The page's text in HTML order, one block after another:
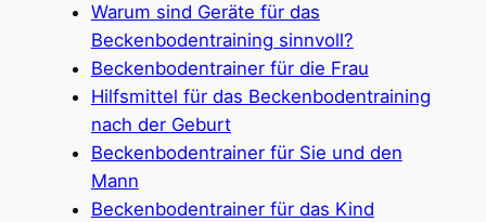
Warum sind Geräte für das
Beckenbodentraining sinnvoll?
Beckenbodentrainer für die Frau
Hilfsmittel für das Beckenbodentraining
nach der Geburt
Beckenbodentrainer für Sie und den
Mann
Beckenbodentrainer für das Kind